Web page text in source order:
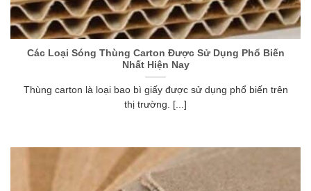
Các Loại Sóng Thùng Carton Được Sử Dụng Phổ Biến
Nhất Hiện Nay
Thùng carton là loại bao bì giấy được sử dụng phổ biến trên
thị trường. [...]